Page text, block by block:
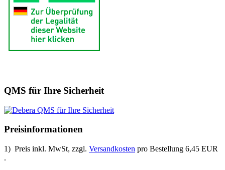
QMS für Ihre Sicherheit
Preisinformationen
1) Preis inkl. MwSt, zzgl. Versandkosten pro Bestellung 6,45 EUR
.